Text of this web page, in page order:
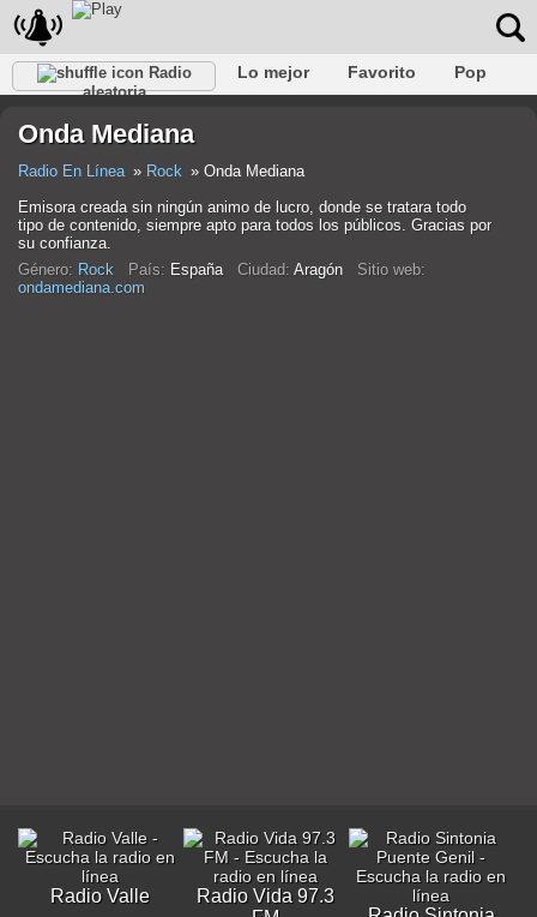
Radio
aleatoria
Lo mejor Favorito
Pop
Rap
Trans Falk
Onda Mediana
Radio En Línea Rock
Onda Mediana
Emisora creada sin ningún animo de lucro, donde se tratara todo
tipo de contenido, siempre apto para todos los públicos. Gracias por
su confianza.
Género: Rock País: España Ciudad: Aragón Sitio web:
ondamediana.com
Radio Valle
Radio Vida 97.3